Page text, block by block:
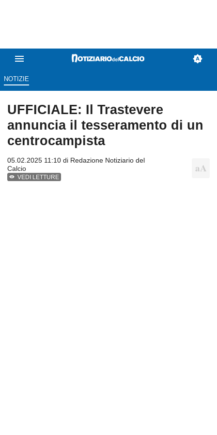
NOTIZIE
UFFICIALE: Il Trastevere
annuncia il tesseramento di un
centrocampista
05.02.2025 11:10 di Redazione Notiziario del
Calcio
VEDI LETTURE